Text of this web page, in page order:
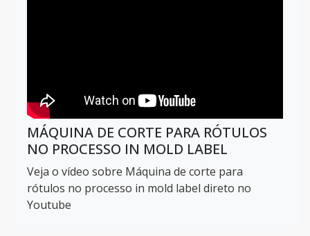
MÁQUINA DE CORTE PARA RÓTULOS
NO PROCESSO IN MOLD LABEL
Veja o vídeo sobre Máquina de corte para
rótulos no processo in mold label direto no
Youtube